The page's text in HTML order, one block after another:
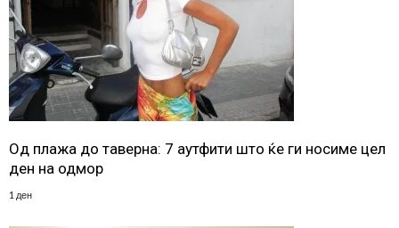
Од плажа до таверна: 7 аутфити што ќе ги носиме цел
ден на одмор
1 ден